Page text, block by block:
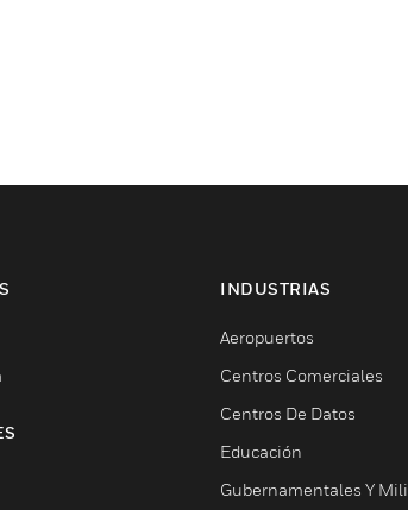
INDUSTRIAS
Aeropuertos
Centros Comerciales
Centros De Datos
Educación
Gubernamentales Y